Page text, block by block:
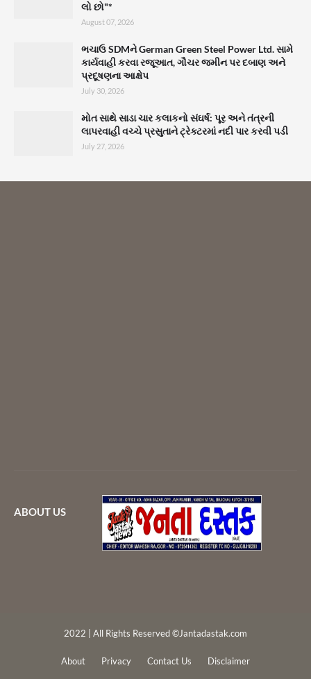
લો છો"*
August 07, 2026
ભચાઉ SDMને German Green Steel Power Ltd. સામે
કાર્યવાહી કરવા રજૂઆત, ગૌચર જમીન પર દબાણ અને
પ્રદૂષણના આક્ષેપ
July 30, 2026
મોત સાથે સાડા ચાર કલાકનો સંઘર્ષ: પૂર અને તંત્રની
લાપરવાહી વચ્ચે પ્રસુતાને ટ્રેક્ટરમાં નદી પાર કરવી પડી
July 27, 2026
ABOUT US
2022 | All Rights Reserved ©Jantadastak.com
About Privacy Contact Us Disclaimer